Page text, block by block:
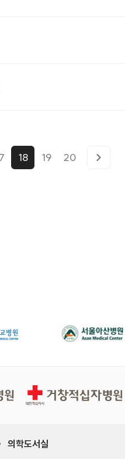
18 19 20
거창적십자병원
의학도서실